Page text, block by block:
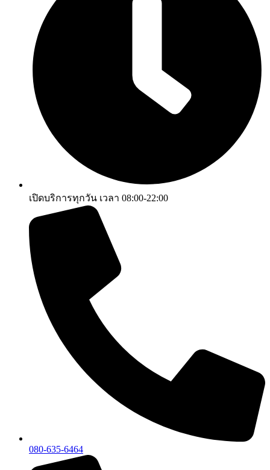
เปิดบริการทุกวัน เวลา 08:00-22:00
080-635-6464